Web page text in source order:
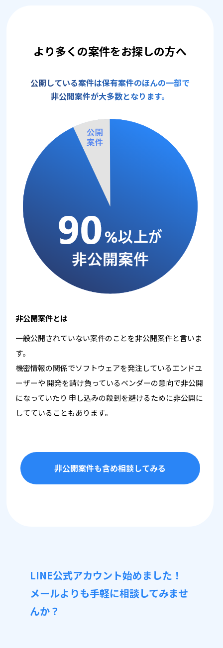
より多くの案件をお探しの方へ
公開している案件は保有案件のほんの一部で
非公開案件が大多数となります。
非公開案件とは
一般公開されていない案件のことを非公開案件と言いま
す。
機密情報の関係でソフトウェアを発注しているエンドユ
ーザーや 開発を請け負っているベンダーの意向で非公開
になっていたり 申し込みの殺到を避けるために非公開に
してていることもあります。
非公開案件も含め相談してみる
LINE公式アカウント始めました！
メールよりも手軽に相談してみませ
んか？